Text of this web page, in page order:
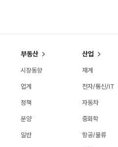
부동산
시장동향
업계
정책
분양
일반
산업
재계
전자/통신/IT
자동차
중화학
항공/물류